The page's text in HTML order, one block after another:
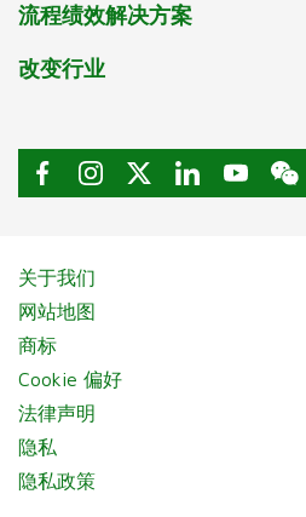
流程绩效解决方案
改变行业
关于我们
网站地图
商标
Cookie 偏好
法律声明
隐私
隐私政策